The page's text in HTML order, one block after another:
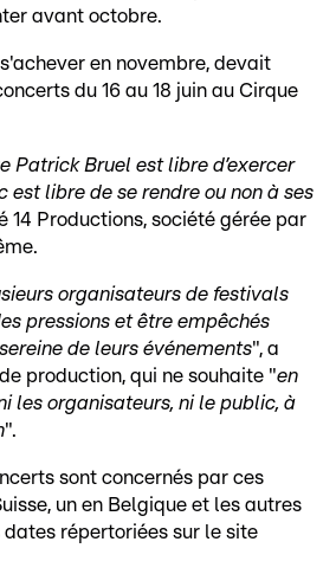
avant octobre.
en novembre, devait
du 16 au 18 juin au Cirque
Patrick Bruel est libre d’exercer
est libre de se rendre ou non à ses
14 Productions, société gérée par
organisateurs de festivals
pressions et être empêchés
de leurs événements", a
production, qui ne souhaite "en
les organisateurs, ni le public, à
".
sont concernés par ces
un en Belgique et les autres
dates répertoriées sur le site